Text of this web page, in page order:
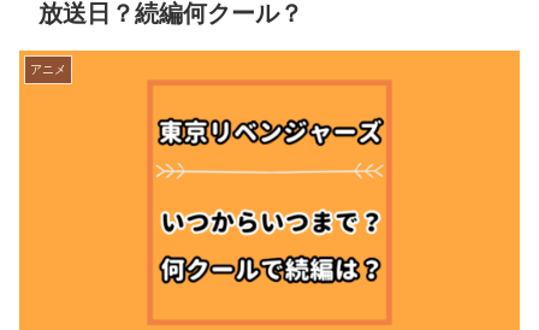
放送日？続編何クール？
アニメ